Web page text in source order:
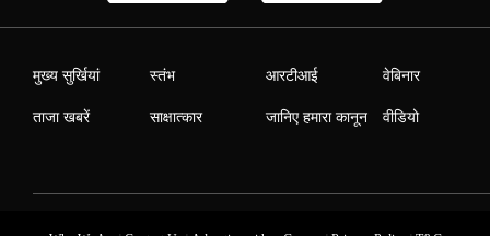
मुख्य सुर्खियां
ताजा खबरें
स्तंभ
साक्षात्कार
आरटीआई
जानिए हमारा कानून
वेबिनार
वीडियो